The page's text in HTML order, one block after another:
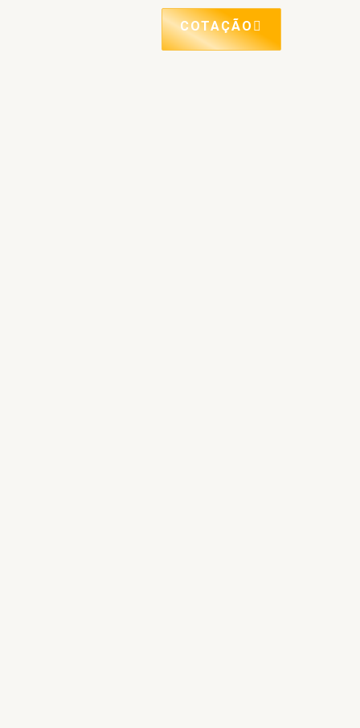
COTAÇÃO